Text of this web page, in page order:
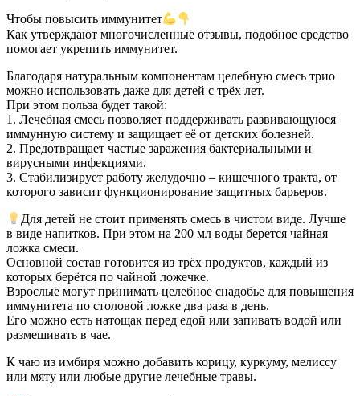
Чтобы повысить иммунитет
Как утверждают многочисленные отзывы, подобное средство
помогает укрепить иммунитет.
Благодаря натуральным компонентам целебную смесь трио
можно использовать даже для детей с трёх лет.
При этом польза будет такой:
1. Лечебная смесь позволяет поддерживать развивающуюся
иммунную систему и защищает её от детских болезней.
2. Предотвращает частые заражения бактериальными и
вирусными инфекциями.
3. Стабилизирует работу желудочно – кишечного тракта, от
которого зависит функционирование защитных барьеров.
Для детей не стоит применять смесь в чистом виде. Лучше
в виде напитков. При этом на 200 мл воды берется чайная
ложка смеси.
Основной состав готовится из трёх продуктов, каждый из
которых берётся по чайной ложечке.
Взрослые могут принимать целебное снадобье для повышения
иммунитета по столовой ложке два раза в день.
Его можно есть натощак перед едой или запивать водой или
размешивать в чае.
К чаю из имбиря можно добавить корицу, куркуму, мелиссу
или мяту или любые другие лечебные травы.